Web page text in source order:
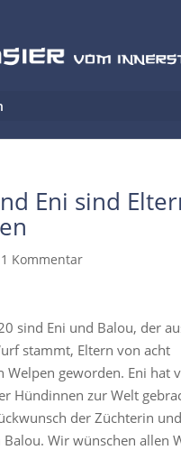
Eni sind
1 Kommentar
sind Eni und Balou, der
stammt, Eltern von acht
Welpen geworden. Eni hat
Hündinnen zur Welt
der Züchterin
Wir wünschen allen